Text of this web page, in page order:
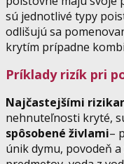
sú jednotlivé typy
odlišujú sa
krytím prípadne
Príklady rizík pri
Najčastejšími
nehnuteľnosti kryté,
spôsobené živlami–
únik dymu, povodeň